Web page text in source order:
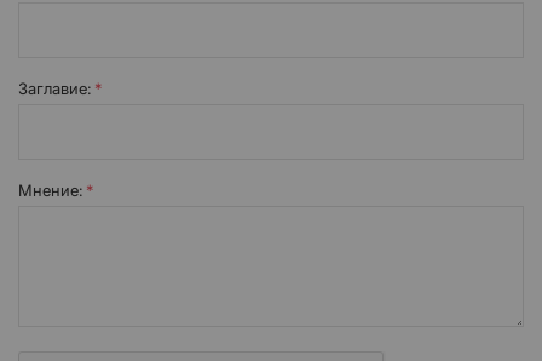
Заглавиe:
Мнение: